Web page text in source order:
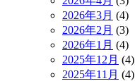
2026年3月 (4)
2026年2月 (3)
2026年1月 (4)
2025年12月 (4)
2025年11月 (4)